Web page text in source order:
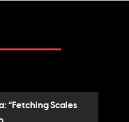
“Fetching Scales